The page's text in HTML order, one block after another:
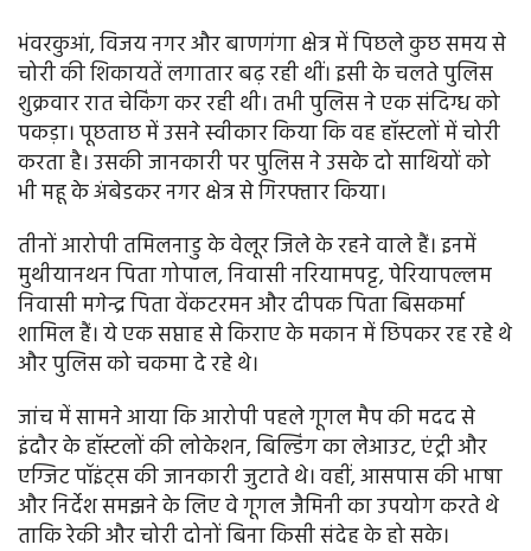
भंवरकुआं, विजय नगर और बाणगंगा क्षेत्र में पिछले कुछ समय से
चोरी की शिकायतें लगातार बढ़ रही थीं। इसी के चलते पुलिस
शुक्रवार रात चेकिंग कर रही थी। तभी पुलिस ने एक संदिग्ध को
पकड़ा। पूछताछ में उसने स्वीकार किया कि वह हॉस्टलों में चोरी
करता है। उसकी जानकारी पर पुलिस ने उसके दो साथियों को
भी महू के अंबेडकर नगर क्षेत्र से गिरफ्तार किया।
तीनों आरोपी तमिलनाडु के वेलूर जिले के रहने वाले हैं। इनमें
मुथीयानथन पिता गोपाल, निवासी नरियामपट्ट, पेरियापल्लम
निवासी मगेन्द्र पिता वेंकटरमन और दीपक पिता बिसकर्मा
शामिल हैं। ये एक सप्ताह से किराए के मकान में छिपकर रह रहे थे
और पुलिस को चकमा दे रहे थे।
जांच में सामने आया कि आरोपी पहले गूगल मैप की मदद से
इंदौर के हॉस्टलों की लोकेशन, बिल्डिंग का लेआउट, एंट्री और
एग्जिट पॉइंट्स की जानकारी जुटाते थे। वहीं, आसपास की भाषा
और निर्देश समझने के लिए वे गूगल जैमिनी का उपयोग करते थे
ताकि रेकी और चोरी दोनों बिना किसी संदेह के हो सके।